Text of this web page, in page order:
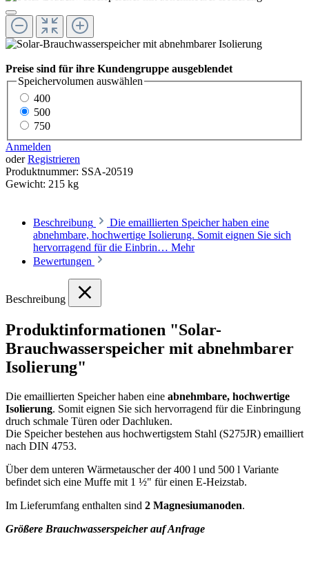
Preise sind für ihre Kundengruppe ausgeblendet
Speichervolumen auswählen
400
500
750
Anmelden
oderRegistrieren
Produktnummer: SSA-20519
Gewicht: 215 kg
Beschreibung
Die emaillierten Speicher haben eine
abnehmbare, hochwertige Isolierung. Somit eignen Sie sich
hervorragend für die Einbrin… Mehr
Bewertungen
Beschreibung
Produktinformationen "Solar-
Brauchwasserspeicher mit abnehmbarer
Isolierung"
Die emaillierten Speicher haben eine abnehmbare, hochwertige
Isolierung. Somit eignen Sie sich hervorragend für die Einbringung
druch schmale Türen oder Dachluken.
Die Speicher bestehen aus hochwertigstem Stahl (S275JR) emailliert
nach DIN 4753.
Über dem unteren Wärmetauscher der 400 l und 500 l Variante
befindet sich eine Muffe mit 1 ½" für einen E-Heizstab.
Im Lieferumfang enthalten sind 2 Magnesiumanoden.
Größere Brauchwasserspeicher auf Anfrage